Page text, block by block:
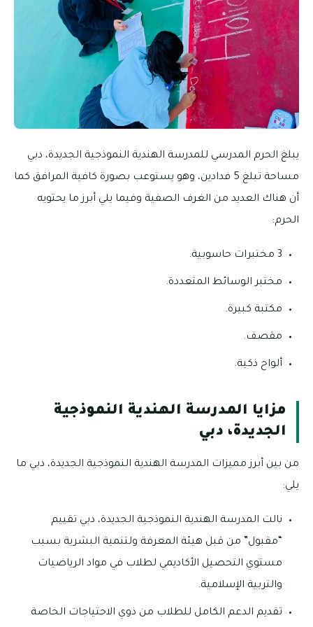
يبلغ الحرم المدرسي للمدرسة الهندية النموذجية الجديدة، دبي
مساحة تبلغ 5 فدادين، وهو يستوعب بصورة كافية المرافق كما
أن هناك العديد من الغرف الصفية وفيما يلي أبرز ما يحتويه
الحرم:
3 مختبرات حاسوبية.
مختبر الوسائط المتعددة.
مكتبة كبيرة.
مقصف.
ألواح ذكية.
مزايا المدرسة الهندية النموذجية
الجديدة، دبي
من بين أبرز مميزات المدرسة الهندية النموذجية الجديدة، دبي ما
يلي:
نالت المدرسة الهندية النموذجية الجديدة، دبي تقييم
“مقبول” من قبل هيئة المعرفة ولتنمية البشرية بسبب
مستوي التحصيل الأكاديمي لطلاب في مواد الرياضيات
والتربية الإسلامية.
تقديم الدعم الكامل للطلاب من ذوي الاحتياجات الخاصة